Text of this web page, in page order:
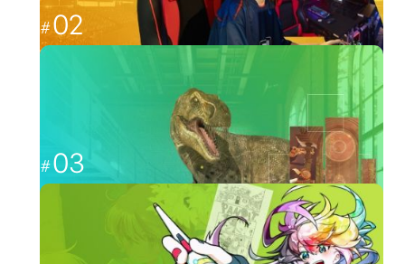
02
福岡から世界最強を目指す
03
CGと映像を駆使して、人々を魅了する